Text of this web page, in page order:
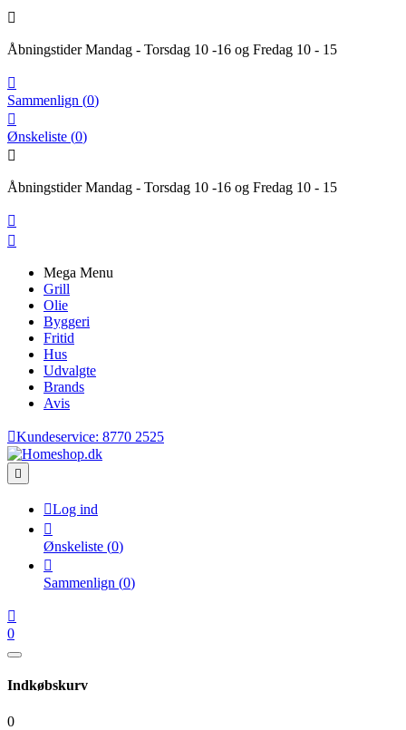

Åbningstider Mandag - Torsdag 10 -16 og Fredag 10 - 15

Sammenlign (0)

Ønskeliste (0)

Åbningstider Mandag - Torsdag 10 -16 og Fredag 10 - 15


Mega Menu
Grill
Olie
Byggeri
Fritid
Hus
Udvalgte
Brands
Avis
Kundeservice: 8770 2525

Log ind

Ønskeliste (0)

Sammenlign (0)

0
Indkøbskurv
0